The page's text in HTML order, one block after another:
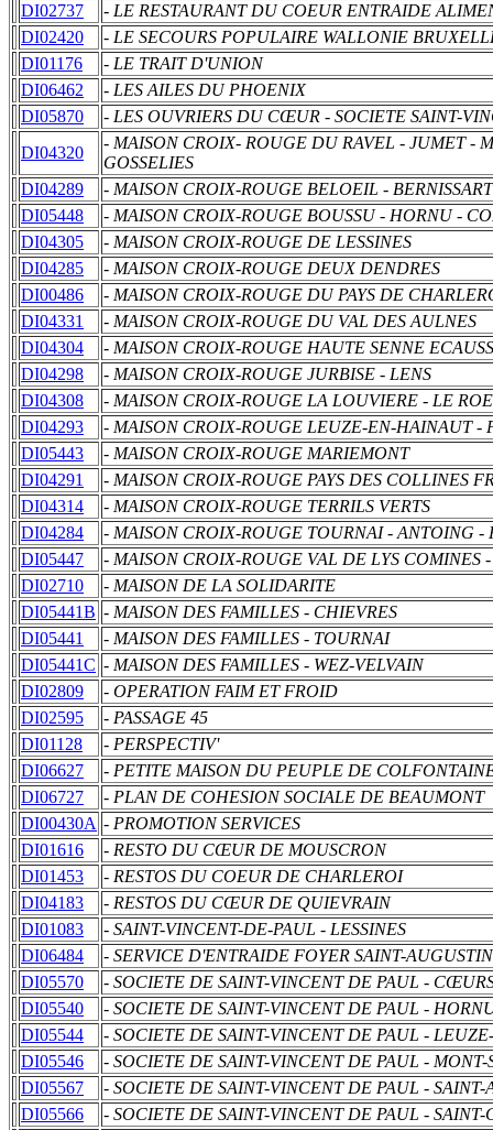
DI02737
- LE RESTAURANT DU COEUR ENTRAIDE
DI02420
- LE SECOURS POPULAIRE WALLONIE
DI01176
- LE TRAIT D'UNION
DI06462
- LES AILES DU PHOENIX
DI05870
- LES OUVRIERS DU CŒUR - SOCIETE SAINT-
DI04320
- MAISON CROIX- ROUGE DU RAVEL - JUMET -
GOSSELIES
DI04289
- MAISON CROIX-ROUGE BELOEIL -
DI05448
- MAISON CROIX-ROUGE BOUSSU - HORNU -
DI04305
- MAISON CROIX-ROUGE DE LESSINES
DI04285
- MAISON CROIX-ROUGE DEUX DENDRES
DI00486
- MAISON CROIX-ROUGE DU PAYS DE
DI04331
- MAISON CROIX-ROUGE DU VAL DES AULNES
DI04304
- MAISON CROIX-ROUGE HAUTE SENNE
DI04298
- MAISON CROIX-ROUGE JURBISE - LENS
DI04308
- MAISON CROIX-ROUGE LA LOUVIERE - LE
DI04293
- MAISON CROIX-ROUGE LEUZE-EN-HAINAUT -
DI05443
- MAISON CROIX-ROUGE MARIEMONT
DI04291
- MAISON CROIX-ROUGE PAYS DES COLLINES
DI04314
- MAISON CROIX-ROUGE TERRILS VERTS
DI04284
- MAISON CROIX-ROUGE TOURNAI - ANTOING -
DI05447
- MAISON CROIX-ROUGE VAL DE LYS COMINES
DI02710
- MAISON DE LA SOLIDARITE
DI05441B - MAISON DES FAMILLES - CHIEVRES
DI05441
- MAISON DES FAMILLES - TOURNAI
DI05441C - MAISON DES FAMILLES - WEZ-VELVAIN
DI02809
- OPERATION FAIM ET FROID
DI02595
- PASSAGE 45
DI01128
- PERSPECTIV'
DI06627
- PETITE MAISON DU PEUPLE DE
DI06727
- PLAN DE COHESION SOCIALE DE BEAUMONT
DI00430A - PROMOTION SERVICES
DI01616
- RESTO DU CŒUR DE MOUSCRON
DI01453
- RESTOS DU COEUR DE CHARLEROI
DI04183
- RESTOS DU CŒUR DE QUIEVRAIN
DI01083
- SAINT-VINCENT-DE-PAUL - LESSINES
DI06484
- SERVICE D'ENTRAIDE FOYER SAINT-AUGUSTIN
DI05570
- SOCIETE DE SAINT-VINCENT DE PAUL -
DI05540
- SOCIETE DE SAINT-VINCENT DE PAUL -
DI05544
- SOCIETE DE SAINT-VINCENT DE PAUL -
DI05546
- SOCIETE DE SAINT-VINCENT DE PAUL -
DI05567
- SOCIETE DE SAINT-VINCENT DE PAUL -
DI05566
- SOCIETE DE SAINT-VINCENT DE PAUL -